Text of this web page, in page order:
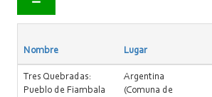
Nombre Lugar
Tres Quebradas:
Pueblo de Fiambala
Argentina
(Comuna de